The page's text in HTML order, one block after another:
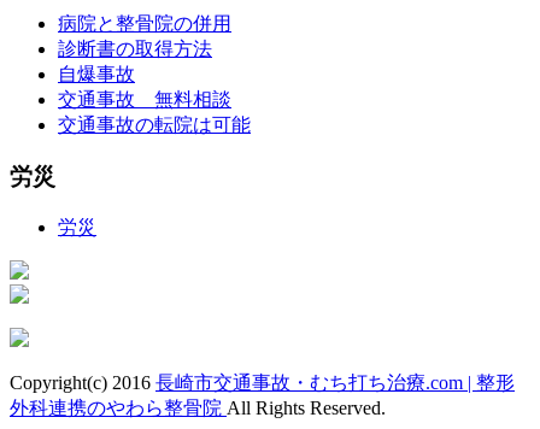
病院と整骨院の併用
診断書の取得方法
自爆事故
交通事故 無料相談
交通事故の転院は可能
労災
労災
Copyright(c) 2016 長崎市交通事故・むち打ち治療.com | 整形
外科連携のやわら整骨院 All Rights Reserved.